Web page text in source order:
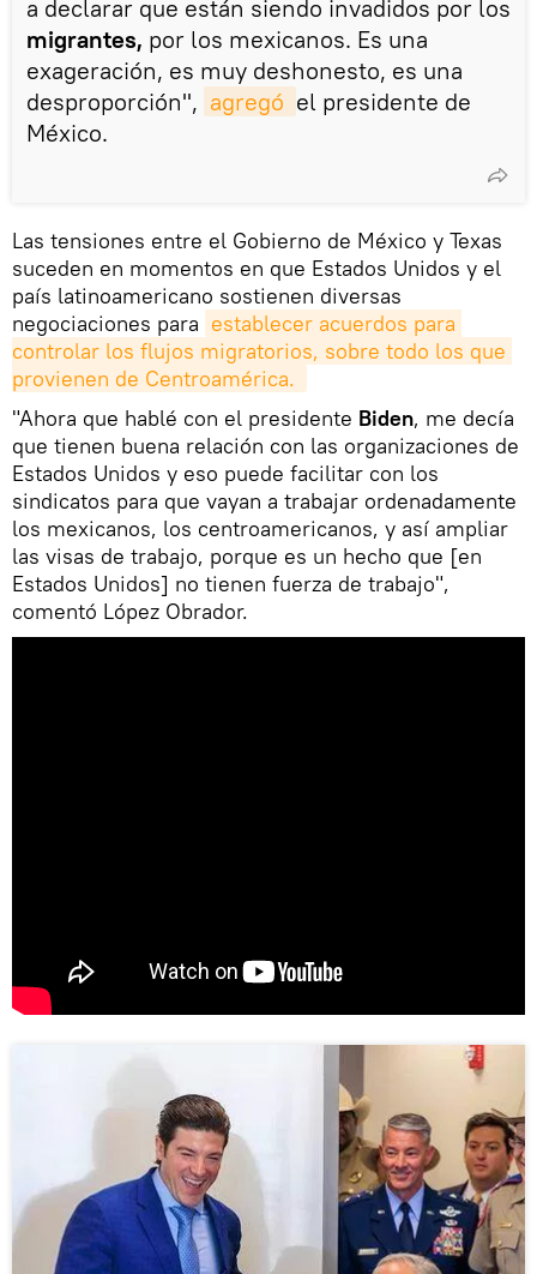
a declarar que están siendo invadidos por los
migrantes, por los mexicanos. Es una
exageración, es muy deshonesto, es una
desproporción", agregó el presidente de
México.
Las tensiones entre el Gobierno de México y Texas
suceden en momentos en que Estados Unidos y el
país latinoamericano sostienen diversas
negociaciones para establecer acuerdos para
controlar los flujos migratorios, sobre todo los que
provienen de Centroamérica.
"Ahora que hablé con el presidente Biden, me decía
que tienen buena relación con las organizaciones de
Estados Unidos y eso puede facilitar con los
sindicatos para que vayan a trabajar ordenadamente
los mexicanos, los centroamericanos, y así ampliar
las visas de trabajo, porque es un hecho que [en
Estados Unidos] no tienen fuerza de trabajo",
comentó López Obrador.